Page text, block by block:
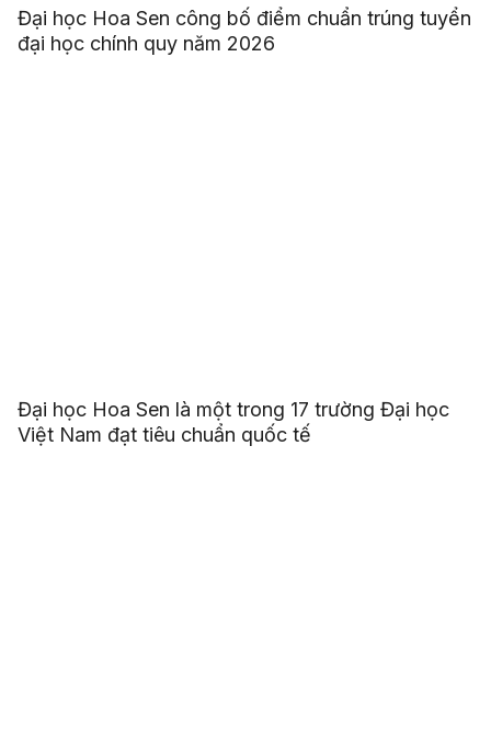
Đại học Hoa Sen công bố điểm chuẩn trúng tuyển
đại học chính quy năm 2026
Đại học Hoa Sen là một trong 17 trường Đại học
Việt Nam đạt tiêu chuẩn quốc tế